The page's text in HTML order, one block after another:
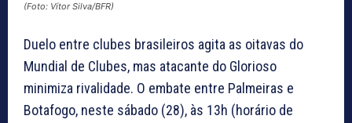
(Foto: Vítor Silva/BFR)
Duelo entre clubes brasileiros agita as oitavas do
Mundial de Clubes, mas atacante do Glorioso
minimiza rivalidade. O embate entre Palmeiras e
Botafogo, neste sábado (28), às 13h (horário de